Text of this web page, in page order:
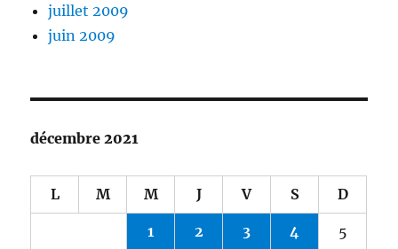
juillet 2009
juin 2009
décembre 2021
L M M J V S D
1 2 3 4 5